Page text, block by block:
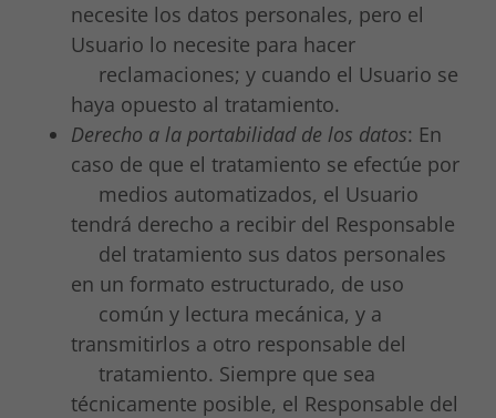
necesite los datos personales, pero el
Usuario lo necesite para hacer
reclamaciones; y cuando el Usuario se
haya opuesto al tratamiento.
Derecho a la portabilidad de los datos: En
caso de que el tratamiento se efectúe por
medios automatizados, el Usuario
tendrá derecho a recibir del Responsable
del tratamiento sus datos personales
en un formato estructurado, de uso
común y lectura mecánica, y a
transmitirlos a otro responsable del
tratamiento. Siempre que sea
técnicamente posible, el Responsable del